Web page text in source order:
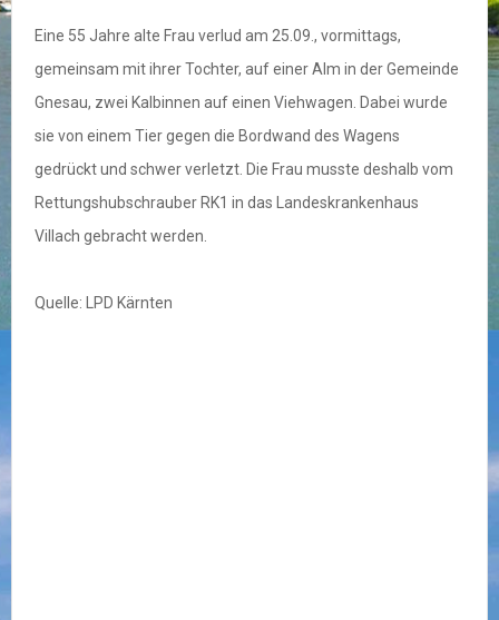
Eine 55 Jahre alte Frau verlud am 25.09., vormittags,
gemeinsam mit ihrer Tochter, auf einer Alm in der Gemeinde
Gnesau, zwei Kalbinnen auf einen Viehwagen. Dabei wurde
sie von einem Tier gegen die Bordwand des Wagens
gedrückt und schwer verletzt. Die Frau musste deshalb vom
Rettungshubschrauber RK1 in das Landeskrankenhaus
Villach gebracht werden.
Quelle: LPD Kärnten